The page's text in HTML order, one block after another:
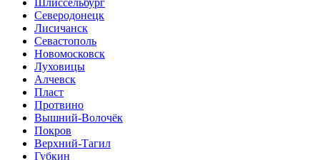
Северодонецк
Лисичанск
Севастополь
Новомосковск
Луховицы
Алчевск
Пласт
Протвино
Вышний-Волочёк
Покров
Верхний-Тагил
Губкин